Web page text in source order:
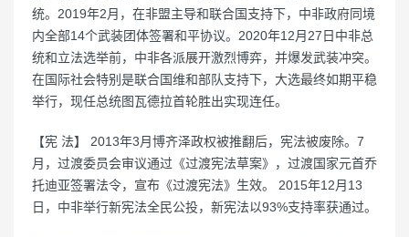
统。2019年2月，在非盟主导和联合国支持下，中非政府同境
内全部14个武装团体签署和平协议。2020年12月27日中非总
统和立法选举前，中非各派展开激烈博弈，并爆发武装冲突。
在国际社会特别是联合国维和部队支持下，大选最终如期平稳
举行，现任总统图瓦德拉首轮胜出实现连任。
【宪 法】 2013年3月博齐泽政权被推翻后，宪法被废除。7
月，过渡委员会审议通过《过渡宪法草案》，过渡国家元首乔
托迪亚签署法令，宣布《过渡宪法》生效。 2015年12月13
日，中非举行新宪法全民公投，新宪法以93%支持率获通过。